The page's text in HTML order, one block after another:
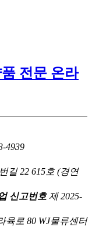
4939
길 22 615호 (경연
신고번호제 2025-
로 80 WJ물류센터